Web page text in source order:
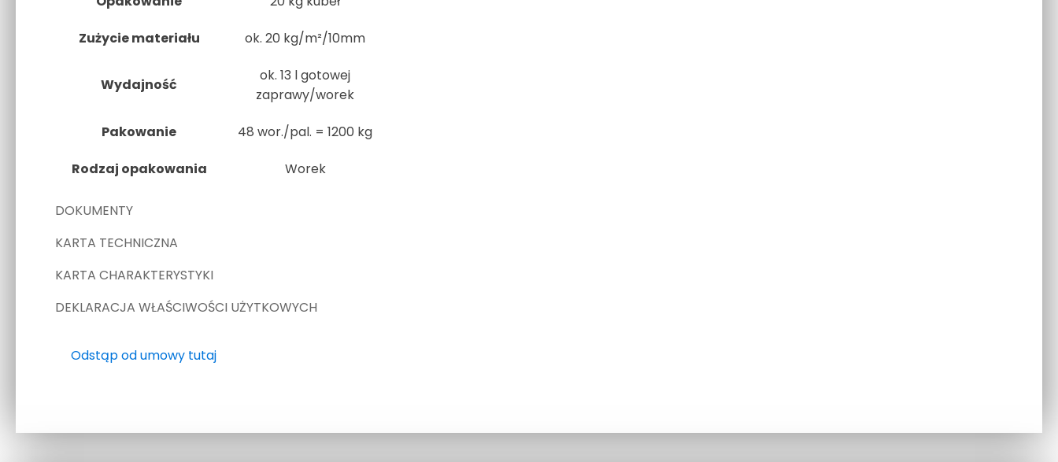
Zużycie materiału ok. 20 kg/m²/10mm
Wydajność
ok. 13 l gotowej
zaprawy/worek
Pakowanie 48 wor./pal. = 1200 kg
Rodzaj opakowania Worek
DOKUMENTY
KARTA TECHNICZNA
KARTA CHARAKTERYSTYKI
DEKLARACJA WŁAŚCIWOŚCI UŻYTKOWYCH
Odstąp od umowy tutaj